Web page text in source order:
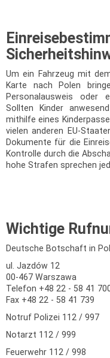
Um ein Fahrzeug mit
Karte nach Polen
Personalausweis oder
Sollten Kinder
mithilfe eines
vielen anderen EU-
Dokumente für die
Kontrolle durch die
hohe Strafen sprechen
Wichtige
Deutsche Botschaft in
ul. Jazdów 12
00-467 Warszawa
Telefon +48 22 - 58 41
Fax +48 22 - 58 41 739
Notruf Polizei 112 / 997
Notarzt 112 / 999
Feuerwehr 112 / 998